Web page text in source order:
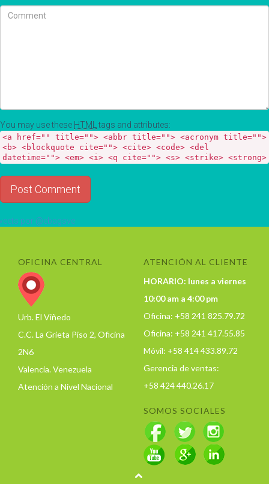
You may use these HTMLtags and attributes:
<a href="" title=""> <abbr title=""> <acronym title="">
<b> <blockquote cite=""> <cite> <code> <del
datetime=""> <em> <i> <q cite=""> <s> <strike> <strong>
por @ebagsve
OFICINA CENTRAL
Urb. El Viñedo
C.C. La Grieta Piso 2, Oficina
2N6
Valencia. Venezuela
Atención a Nivel Nacional
ATENCIÓN AL CLIENTE
HORARIO: lunes a viernes
10:00 am a 4:00 pm
Oficina: +58 241 825.79.72
Oficina: +58 241 417.55.85
Móvil: +58 414 433.89.72
Gerencia de ventas:
+58 424 440.26.17
SOMOS SOCIALES